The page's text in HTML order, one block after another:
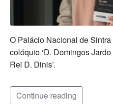
O Palácio Nacional de
colóquio ‘D. Domingos
Rei D. Dinis’.
Continue reading